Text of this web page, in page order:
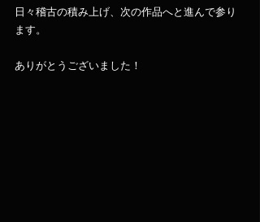
日々稽古の積み上げ、次の作品へと進んで参り
ます。
ありがとうございました！